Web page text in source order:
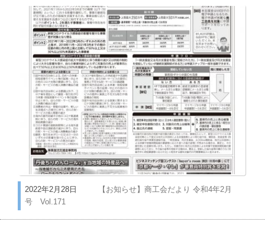
2022年2月28日
【お知らせ】商工会だより 令和4年2月
号 Vol.171